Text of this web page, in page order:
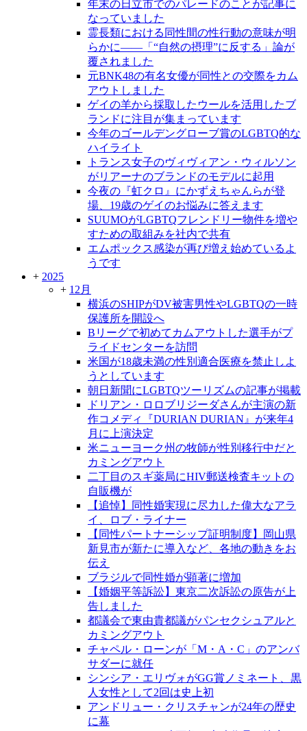
年末の日立市でのパレードのことが記事に
なっていました
霊長類における同性間の性行動の意味が明
らかに――「“自然の摂理”に反する」論が
覆されました
元BNK48の有名女優が同性との交際をカム
アウトしました
ゲイの羊から採取したウールを活用したブ
ランドに注目が集まっています
今年のゴールデングローブ賞のLGBTQ的な
ハイライト
トランス女子のヴィヴィアン・ウィルソン
がリアーナのブランドのモデルに起用
今夜の『虹クロ』にかずえちゃんらが登
場、19歳のゲイのお悩みに答えます
SUUMOがLGBTQフレンドリー物件を増や
すための取組みを社内で共有
エムポックス感染が再び増え始めているよ
うです
+ 2025
+ 12月
横浜のSHIPがDV被害男性やLGBTQの一時
保護所を開設へ
Bリーグで初めてカムアウトした選手がプ
ライドセンターを訪問
米国が18歳未満の性別適合医療を禁止しよ
うとしています
朝日新聞にLGBTQツーリズムの記事が掲載
ドリアン・ロロブリジーダさんが主演の新
作コメディ『DURIAN DURIAN』が来年4
月に上演決定
米ニューヨーク州の牧師が性別移行中だと
カミングアウト
二丁目のスギ薬局にHIV郵送検査キットの
自販機が
【追悼】同性婚実現に尽力した偉大なアラ
イ、ロブ・ライナー
【同性パートナーシップ証明制度】岡山県
新見市が新たに導入など、各地の動きをお
伝え
ブラジルで同性婚が顕著に増加
【婚姻平等訴訟】東京二次訴訟の原告が上
告しました
都議会で東由貴都議がパンセクシュアルと
カミングアウト
チャペル・ローンが「M・A・C」のアンバ
サダーに就任
シンシア・エリヴォがGG賞ノミネート、黒
人女性として2回は史上初
アンドリュー・クリスチャンが24年の歴史
に幕